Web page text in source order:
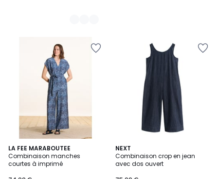
LA FEE MARABOUTEE
Combinaison manches
courtes à imprimé
NEXT
Combinaison crop en jean
avec dos ouvert